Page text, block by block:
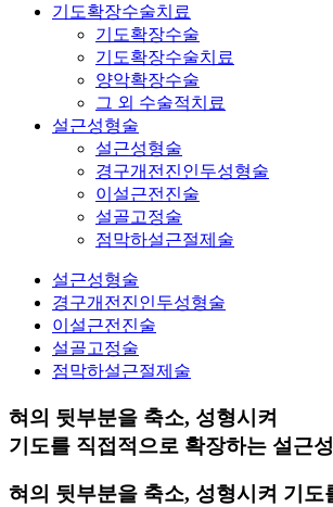
기도확장수술치료
기도확장수술
기도확장수술치료
양악확장수술
그 외 수술적치료
설근성형술
설근성형술
경구개전진인두성형술
이설근전진술
설골고정술
점막하설근절제술
설근성형술
경구개전진인두성형술
이설근전진술
설골고정술
점막하설근절제술
혀의 뒷부분을 축소, 성형시켜
기도를 직접적으로 확장하는 설근
혀의 뒷부분을 축소, 성형시켜 기도